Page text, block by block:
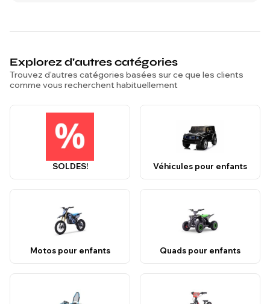
Explorez d'autres catégories
Trouvez d'autres catégories basées sur ce que les clients
comme vous recherchent habituellement
SOLDES! Véhicules pour enfants
Motos pour enfants Quads pour enfants